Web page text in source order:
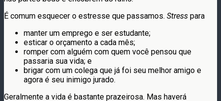
É comum esquecer o estresse que passamos. Stress para
manter um emprego e ser estudante;
esticar o orçamento a cada mês;
romper com alguém com quem você pensou que
passaria sua vida; e
brigar com um colega que já foi seu melhor amigo e
agora é seu inimigo jurado.
Geralmente a vida é bastante prazeirosa. Mas haverá